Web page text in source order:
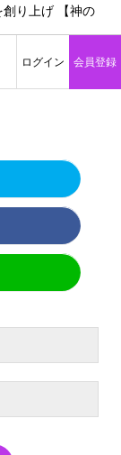
り上げ 【神の
ログイン 会員登録